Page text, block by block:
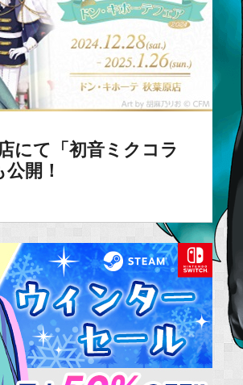
にて「初音ミクコラ
開！